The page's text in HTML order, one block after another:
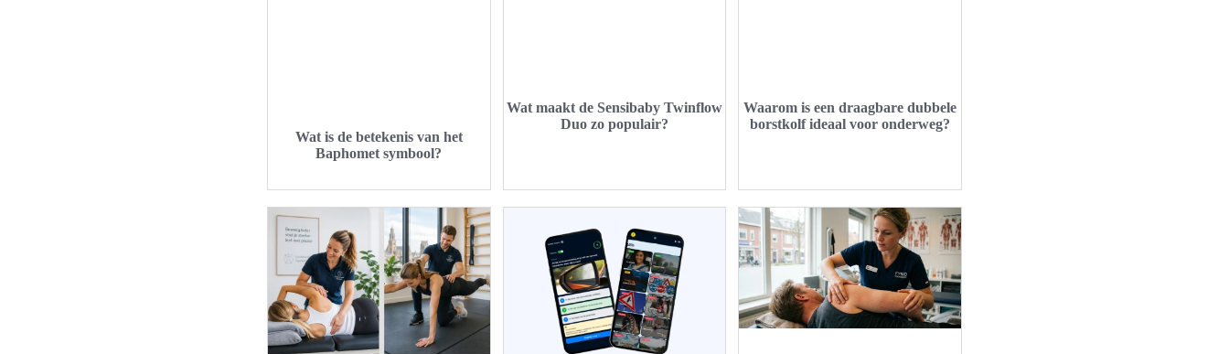
Wat is de betekenis van het
Baphomet symbool?
Wat maakt de Sensibaby Twinflow
Duo zo populair?
Waarom is een draagbare dubbele
borstkolf ideaal voor onderweg?